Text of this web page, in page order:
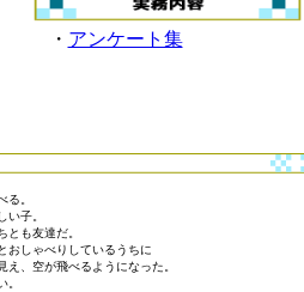
・ アンケート集
。
子。
も友達だ。
おしゃべりしているうちに
、空が飛べるようになった。